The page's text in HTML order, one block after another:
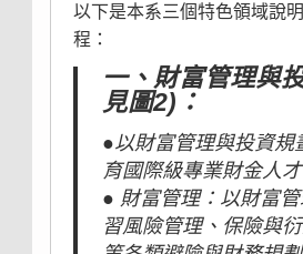
以下是本系三個特色領域說
程：
一、財富管理與
見圖2)：
●以財富管理與投資規
育國際級專業財金人才
● 財富管理：以財富
習風險管理、保險與